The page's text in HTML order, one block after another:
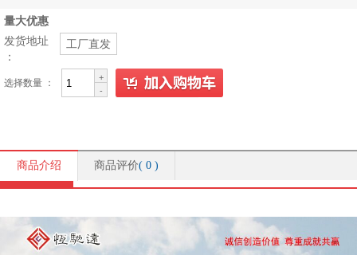
量大优惠
发货地址
：
工厂直发
选择数量 ：
+
-
商品介绍 商品评价( 0 )